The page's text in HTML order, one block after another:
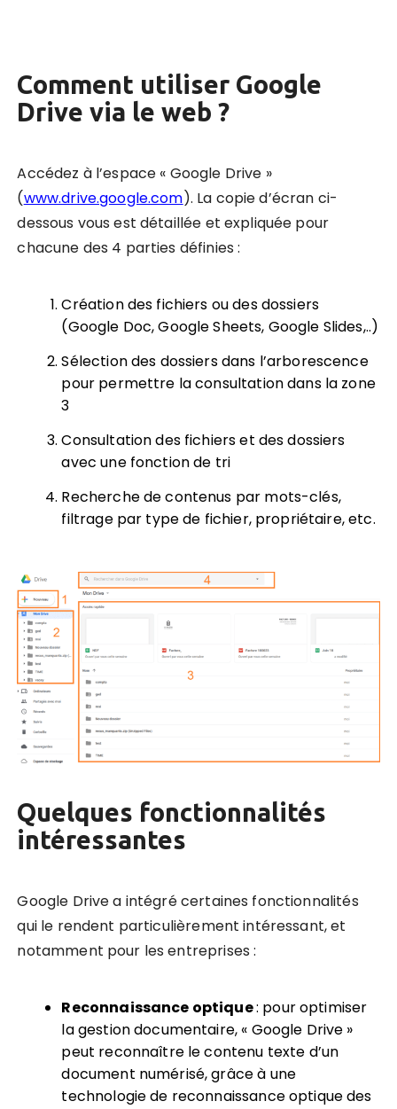
Comment utiliser Google
Drive via le web ?
Accédez à l’espace « Google Drive »
(www.drive.google.com). La copie d’écran ci-
dessous vous est détaillée et expliquée pour
chacune des 4 parties définies :
Création des fichiers ou des dossiers
(Google Doc, Google Sheets, Google Slides,..)
Sélection des dossiers dans l’arborescence
pour permettre la consultation dans la zone
3
Consultation des fichiers et des dossiers
avec une fonction de tri
Recherche de contenus par mots-clés,
filtrage par type de fichier, propriétaire, etc.
Quelques fonctionnalités
intéressantes
Google Drive a intégré certaines fonctionnalités
qui le rendent particulièrement intéressant, et
notamment pour les entreprises :
Reconnaissance optique: pour optimiser
la gestion documentaire, « Google Drive »
peut reconnaître le contenu texte d’un
document numérisé, grâce à une
technologie de reconnaissance optique des